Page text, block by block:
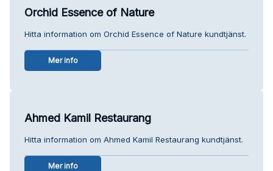
Orchid Essence of Nature
Hitta information om Orchid Essence of Nature kundtjänst.
Mer info
Ahmed Kamil Restaurang
Hitta information om Ahmed Kamil Restaurang kundtjänst.
Mer info